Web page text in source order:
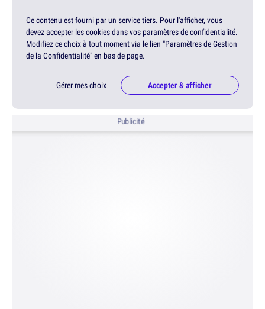
Ce contenu est fourni par un service tiers. Pour l'afficher, vous
devez accepter les cookies dans vos paramètres de confidentialité.
Modifiez ce choix à tout moment via le lien "Paramètres de Gestion
de la Confidentialité" en bas de page.
Gérer mes choix Accepter & afficher
Publicité